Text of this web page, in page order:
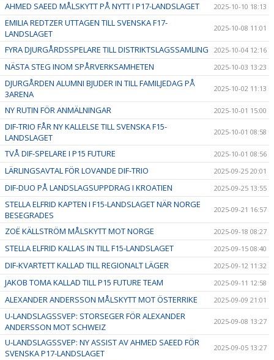
AHMED SAEED MÅLSKYTT PÅ NYTT I P17-LANDSLAGET 2025-10-10 18:13
EMILIA REDTZER UTTAGEN TILL SVENSKA F17-
LANDSLAGET
2025-10-08 11:01
FYRA DJURGÅRDSSPELARE TILL DISTRIKTSLAGSSAMLING 2025-10-04 12:16
NÄSTA STEG INOM SPÅRVERKSAMHETEN 2025-10-03 13:23
DJURGÅRDEN ALUMNI BJUDER IN TILL FAMILJEDAG PÅ
3ARENA
2025-10-02 11:13
NY RUTIN FÖR ANMÄLNINGAR 2025-10-01 15:00
DIF-TRIO FÅR NY KALLELSE TILL SVENSKA F15-
LANDSLAGET
2025-10-01 08:58
TVÅ DIF-SPELARE I P15 FUTURE 2025-10-01 08:56
LÄRLINGSAVTAL FÖR LOVANDE DIF-TRIO 2025-09-25 20:01
DIF-DUO PÅ LANDSLAGSUPPDRAG I KROATIEN 2025-09-25 13:55
STELLA ELFRID KAPTEN I F15-LANDSLAGET NÄR NORGE
BESEGRADES
2025-09-21 16:57
ZOË KÄLLSTRÖM MÅLSKYTT MOT NORGE 2025-09-18 08:27
STELLA ELFRID KALLAS IN TILL F15-LANDSLAGET 2025-09-15 08:40
DIF-KVARTETT KALLAD TILL REGIONALT LÄGER 2025-09-12 11:32
JAKOB TOMA KALLAD TILL P15 FUTURE TEAM 2025-09-11 12:58
ALEXANDER ANDERSSON MÅLSKYTT MOT ÖSTERRIKE 2025-09-09 21:01
U-LANDSLAGSSVEP: STORSEGER FÖR ALEXANDER
ANDERSSON MOT SCHWEIZ
2025-09-08 13:27
U-LANDSLAGSSVEP: NY ASSIST AV AHMED SAEED FÖR
SVENSKA P17-LANDSLAGET
2025-09-05 13:27